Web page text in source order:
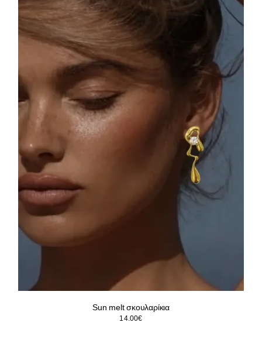
Sun melt σκουλαρίκια
14.00€